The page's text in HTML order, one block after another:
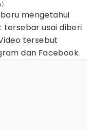
mengetahui
tersebar usai diberi
tersebut
dan Facebook.